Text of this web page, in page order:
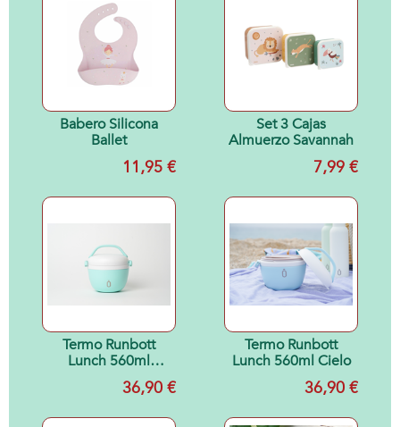
Babero Silicona
Ballet
11,95 €
Set 3 Cajas
Almuerzo Savannah
7,99 €
Termo Runbott
Lunch 560ml
Menta36,90 €
Termo Runbott
Lunch 560ml Cielo
36,90 €